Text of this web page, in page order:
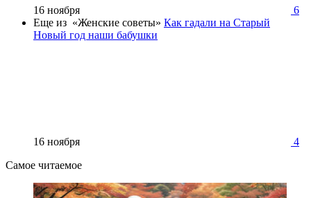
16 ноября
6
Еще из «Женские советы» Как гадали на Старый
Новый год наши бабушки
16 ноября
4
Самое читаемое